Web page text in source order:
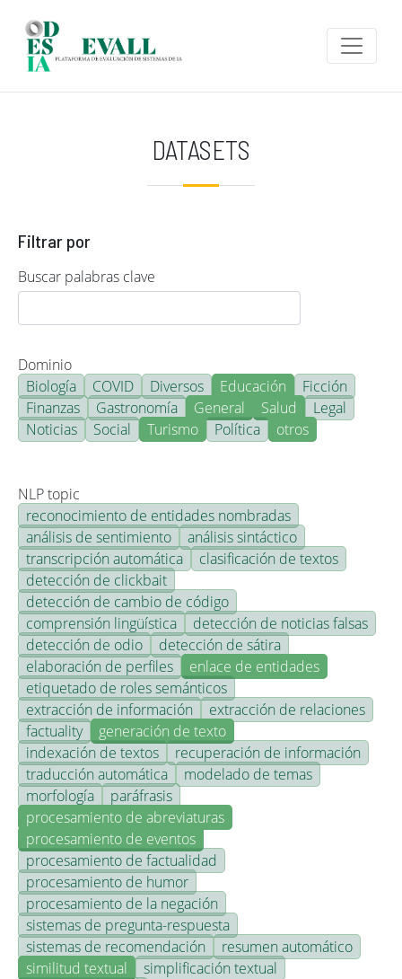
DATASETS
Filtrar por
Buscar palabras clave
Dominio
Biología
COVID Diversos Educación
Ficción
Finanzas
Gastronomía General Salud
Legal
Noticias
Social Turismo Política otros
NLP topic
reconocimiento de entidades nombradas
análisis de sentimiento
análisis sintáctico
transcripción automática
clasificación de textos
detección de clickbait
detección de cambio de código
comprensión lingüística
detección de noticias falsas
detección de odio
detección de sátira
elaboración de perfiles
enlace de entidades
etiquetado de roles semánticos
extracción de información
extracción de relaciones
factuality
generación de texto
indexación de textos
recuperación de información
traducción automática
modelado de temas
morfología
paráfrasis
procesamiento de abreviaturas
procesamiento de eventos
procesamiento de factualidad
procesamiento de humor
procesamiento de la negación
sistemas de pregunta-respuesta
sistemas de recomendación
resumen automático
similitud textual
simplificación textual